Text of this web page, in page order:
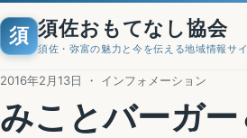
須 須佐おもてなし協会
須佐・弥富の魅力と今を伝える地域情報サ
2016年2月13日 ・ インフォメーション
みことバーガー